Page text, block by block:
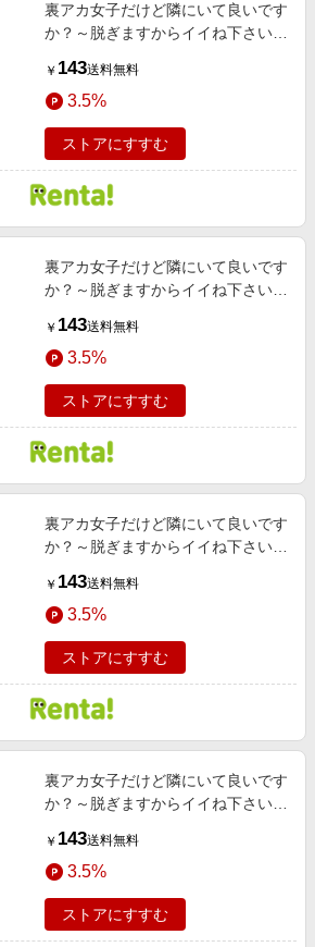
裏アカ女子だけど隣にいて良いです
か？～脱ぎますからイイね下さい～
さゆ編 第3・4話
￥ 143送料無料
3.5%
ストアにすすむ
裏アカ女子だけど隣にいて良いです
か？～脱ぎますからイイね下さい～
さゆ編 第1・2話
￥ 143送料無料
3.5%
ストアにすすむ
裏アカ女子だけど隣にいて良いです
か？～脱ぎますからイイね下さい～
第2・3話
￥ 143送料無料
3.5%
ストアにすすむ
裏アカ女子だけど隣にいて良いです
か？～脱ぎますからイイね下さい～
子編 第9・10話
￥ 143送料無料
3.5%
ストアにすすむ